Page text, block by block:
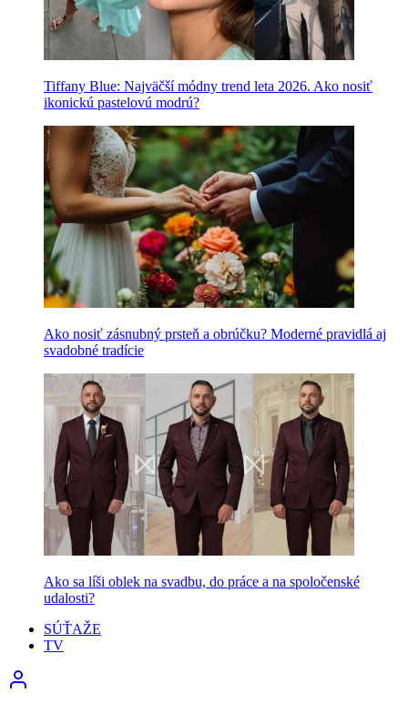
Tiffany Blue: Najväčší módny trend leta 2026. Ako nosiť
ikonickú pastelovú modrú?
Ako nosiť zásnubný prsteň a obrúčku? Moderné pravidlá aj
svadobné tradície
Ako sa líši oblek na svadbu, do práce a na spoločenské
udalosti?
SÚŤAŽE
TV